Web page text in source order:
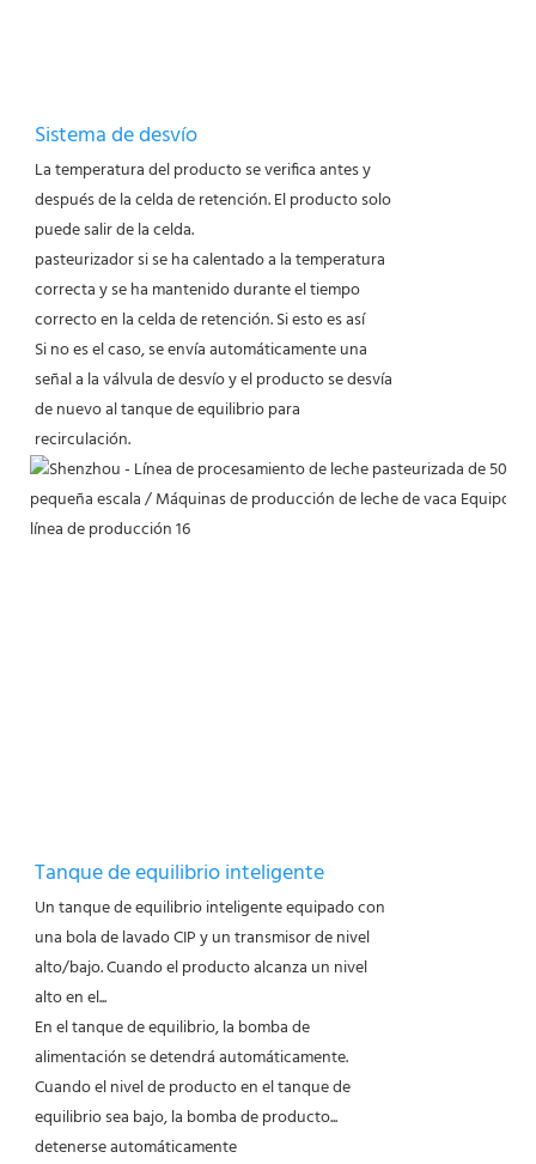
Sistema de desvío
La temperatura del producto se verifica antes y
después de la celda de retención. El producto solo
puede salir de la celda.
pasteurizador si se ha calentado a la temperatura
correcta y se ha mantenido durante el tiempo
correcto en la celda de retención. Si esto es así
Si no es el caso, se envía automáticamente una
señal a la válvula de desvío y el producto se desvía
de nuevo al tanque de equilibrio para
recirculación.
Tanque de equilibrio inteligente
Un tanque de equilibrio inteligente equipado con
una bola de lavado CIP y un transmisor de nivel
alto/bajo. Cuando el producto alcanza un nivel
alto en el...
En el tanque de equilibrio, la bomba de
alimentación se detendrá automáticamente.
Cuando el nivel de producto en el tanque de
equilibrio sea bajo, la bomba de producto...
detenerse automáticamente